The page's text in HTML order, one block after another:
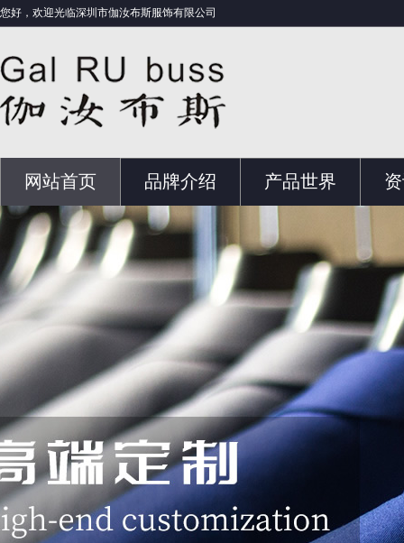
您好，欢迎光临深圳市伽汝布斯服饰有限公司
网站首页 品牌介绍 产品世界